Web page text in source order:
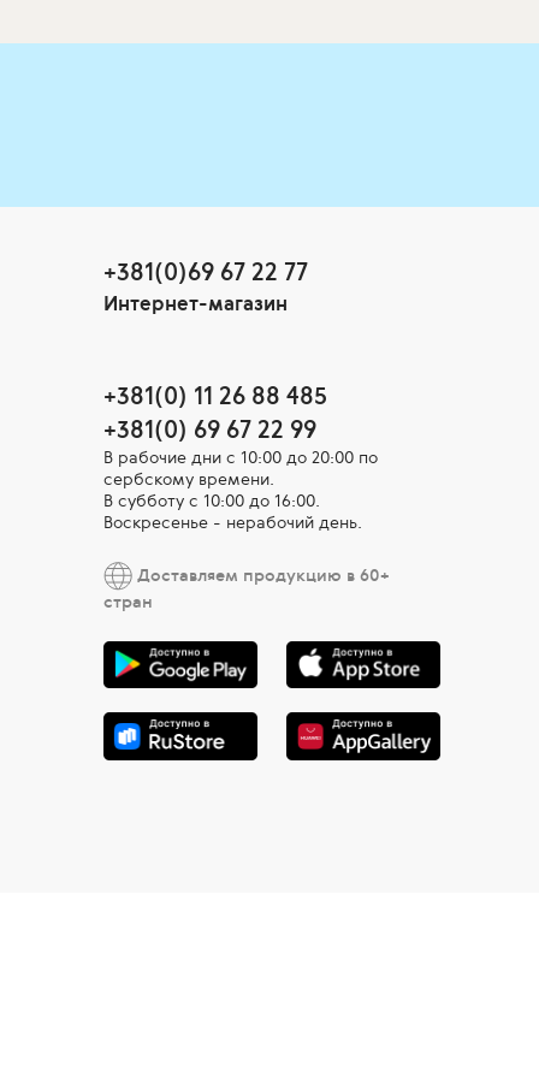
+381(0)69 67 22 77
Интернет-магазин
+381(0) 11 26 88 485
+381(0) 69 67 22 99
В рабочие дни c 10:00 до 20:00 по
сербскому времени.
В субботу с 10:00 дo 16:00.
Воскресенье - нерабочий день.
Доставляем продукцию в 60+
стран